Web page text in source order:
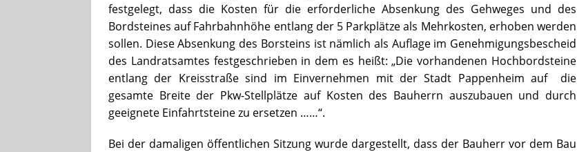
festgelegt, dass die Kosten für die erforderliche Absenkung des Gehweges und des
Bordsteines auf Fahrbahnhöhe entlang der 5 Parkplätze als Mehrkosten, erhoben werden
sollen. Diese Absenkung des Borsteins ist nämlich als Auflage im Genehmigungsbescheid
des Landratsamtes festgeschrieben in dem es heißt: „Die vorhandenen Hochbordsteine
entlang der Kreisstraße sind im Einvernehmen mit der Stadt Pappenheim auf die
gesamte Breite der Pkw-Stellplätze auf Kosten des Bauherrn auszubauen und durch
geeignete Einfahrtsteine zu ersetzen ……“.
Bei der damaligen öffentlichen Sitzung wurde dargestellt, dass der Bauherr vor dem Bau